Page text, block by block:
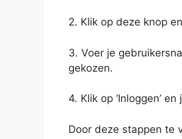
2. Klik op deze knop
3. Voer je
gekozen.
4. Klik op ‘Inloggen’
Door deze stappen te